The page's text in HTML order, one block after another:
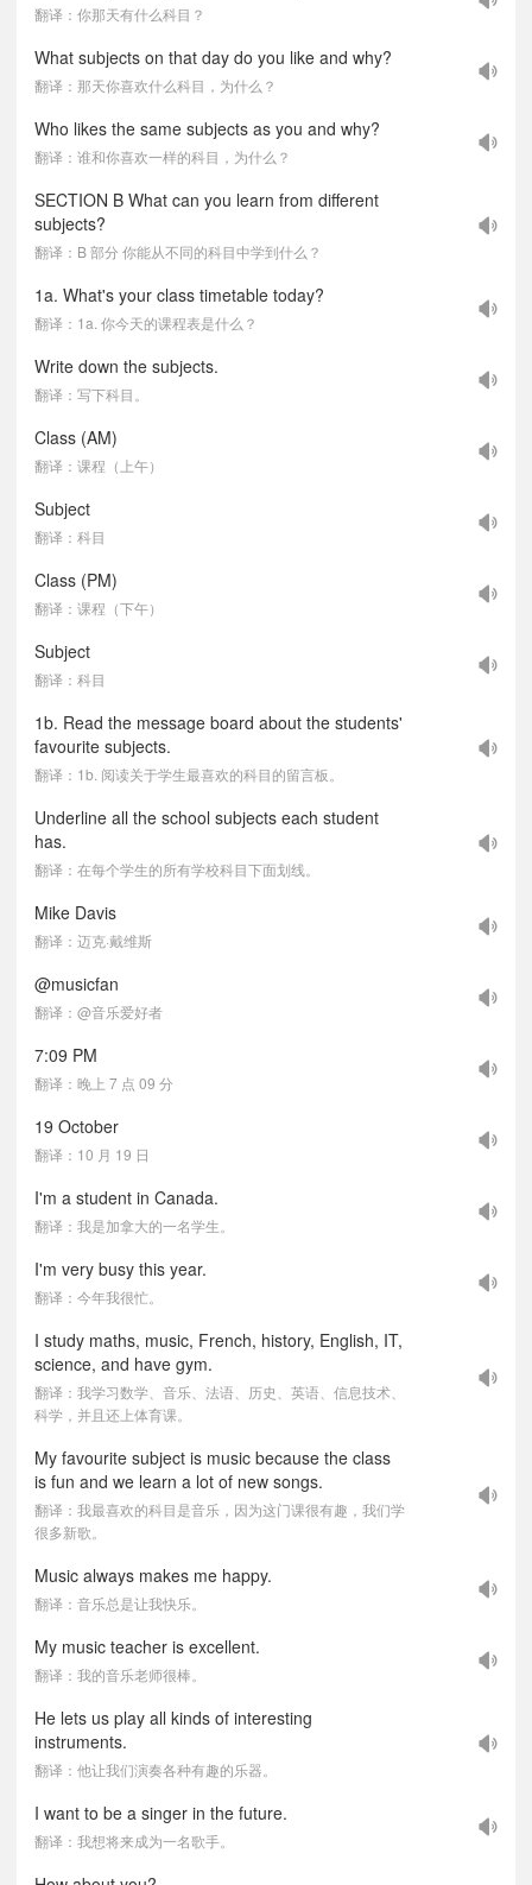
翻译：你那天有什么科目？
What subjects on that day do you like and why?
翻译：那天你喜欢什么科目，为什么？
Who likes the same subjects as you and why?
翻译：谁和你喜欢一样的科目，为什么？
SECTION B What can you learn from different
subjects?
翻译：B 部分 你能从不同的科目中学到什么？
1a. What's your class timetable today?
翻译：1a. 你今天的课程表是什么？
Write down the subjects.
翻译：写下科目。
Class (AM)
翻译：课程（上午）
Subject
翻译：科目
Class (PM)
翻译：课程（下午）
Subject
翻译：科目
1b. Read the message board about the students'
favourite subjects.
翻译：1b. 阅读关于学生最喜欢的科目的留言板。
Underline all the school subjects each student
has.
翻译：在每个学生的所有学校科目下面划线。
Mike Davis
翻译：迈克·戴维斯
@musicfan
翻译：@音乐爱好者
7:09 PM
翻译：晚上 7 点 09 分
19 October
翻译：10 月 19 日
I'm a student in Canada.
翻译：我是加拿大的一名学生。
I'm very busy this year.
翻译：今年我很忙。
I study maths, music, French, history, English, IT,
science, and have gym.
翻译：我学习数学、音乐、法语、历史、英语、信息技术、
科学，并且还上体育课。
My favourite subject is music because the class
is fun and we learn a lot of new songs.
翻译：我最喜欢的科目是音乐，因为这门课很有趣，我们学
很多新歌。
Music always makes me happy.
翻译：音乐总是让我快乐。
My music teacher is excellent.
翻译：我的音乐老师很棒。
He lets us play all kinds of interesting
instruments.
翻译：他让我们演奏各种有趣的乐器。
I want to be a singer in the future.
翻译：我想将来成为一名歌手。